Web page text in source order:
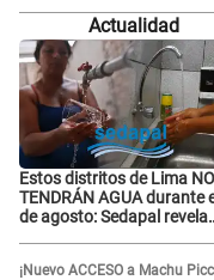
APARECER en centro
“La oración tiene poder”
Actualidad
Estos distritos de Lima NO
TENDRÁN AGUA durante
de agosto: Sedapal revela
¡Nuevo ACCESO a Machu